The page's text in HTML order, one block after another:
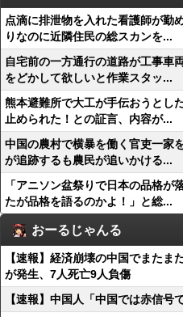
点滴に排泄物を入れた看護師が勤
りなのに近隣住民の総スカンを...
自宅前の一方通行の道路が工事車
をどかして欲しいと作業スタッ...
熊本避難所で大工が手伝おうとし
止められた！との証言、内容が...
中国の農村で横暴を働く官吏一家
が追跡するも農民が追いかける...
「アニソン盆祭りで日本の品格
たが品格を語るのかよ！」と総...
おーるじゃんる
【速報】経済崩壊の中国でまた
が発生、7人死亡9人負傷
【速報】中国人「中国では赤信号